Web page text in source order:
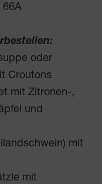
66A
oder
Croutons
mit Zitronen-,
und
mit
mit